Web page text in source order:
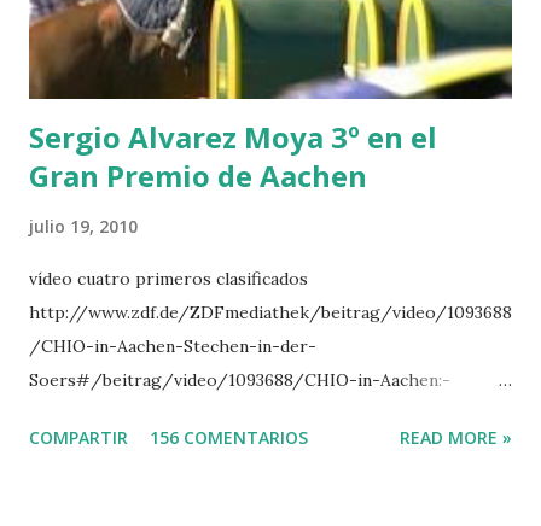
INTERTOY Z - BRASH 9 HERALD –CORDON 10 SELDANA
DI CAMPALTO -SHARBATLY Vuelta Triunfal... el ganador
del Gran Premio en su vuelta de honor
Sergio Alvarez Moya 3º en el
Gran Premio de Aachen
julio 19, 2010
vídeo cuatro primeros clasificados
http://www.zdf.de/ZDFmediathek/beitrag/video/1093688
/CHIO-in-Aachen-Stechen-in-der-
Soers#/beitrag/video/1093688/CHIO-in-Aachen:-
COMPARTIR 156 COMENTARIOS READ MORE »